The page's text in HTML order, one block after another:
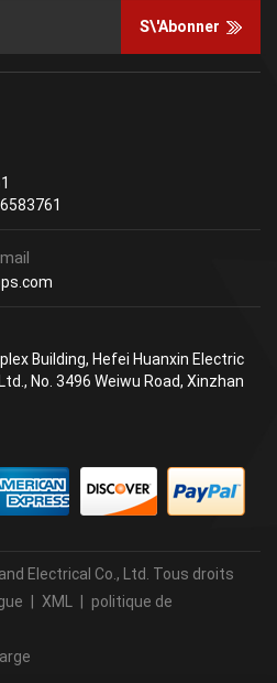
S\'abonner
Building, Hefei Huanxin Electric
No. 3496 Weiwu Road, Xinzhan
Electrical Co., Ltd. Tous droits
XML
politique de